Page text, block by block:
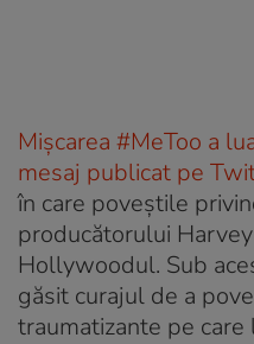
Mișcarea #MeToo a
mesaj publicat pe
în care poveștile
producătorului
Hollywoodul. Sub
găsit curajul de a
traumatizante pe care